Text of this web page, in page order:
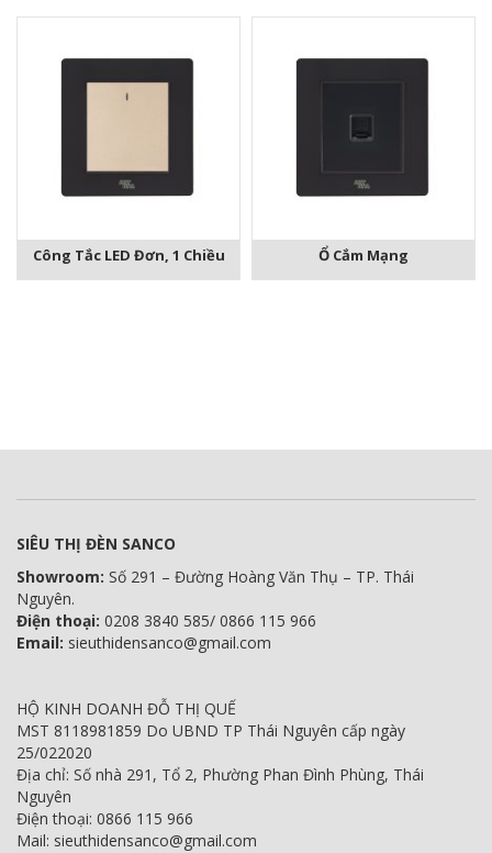
Công Tắc LED Đơn, 1 Chiều Ổ Cắm Mạng
SIÊU THỊ ĐÈN SANCO
Showroom: Số 291 – Đường Hoàng Văn Thụ – TP. Thái
Nguyên.
Điện thoại: 0208 3840 585/ 0866 115 966
Email: sieuthidensanco@gmail.com
HỘ KINH DOANH ĐỖ THỊ QUẾ
MST 8118981859 Do UBND TP Thái Nguyên cấp ngày
25/022020
Địa chỉ: Số nhà 291, Tổ 2, Phường Phan Đình Phùng, Thái
Nguyên
Điện thoại: 0866 115 966
Mail: sieuthidensanco@gmail.com